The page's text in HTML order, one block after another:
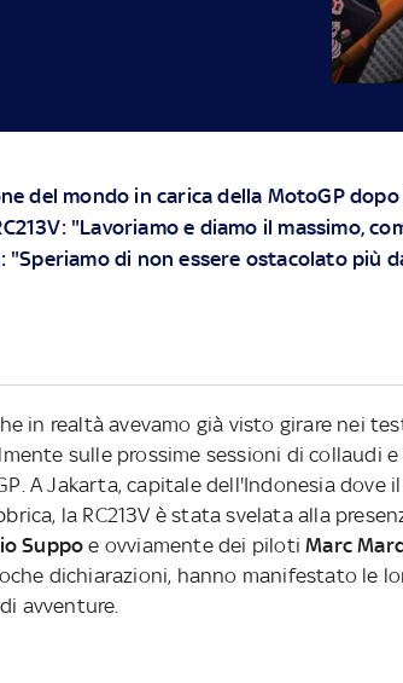
del mondo in carica della MotoGP dopo
: "Lavoriamo e diamo il massimo,
"Speriamo di non essere ostacolato più
in realtà avevamo già visto girare nei
sulle prossime sessioni di collaudi
A Jakarta, capitale dell'Indonesia dove
la RC213V è stata svelata alla
Suppo e ovviamente dei pilotiMarc
dichiarazioni, hanno manifestato le
avventure.